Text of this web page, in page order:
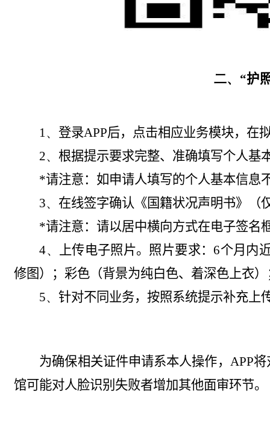
二、“护
1、登录APP后，点击相应业务模块，在
2、根据提示要求完整、准确填写个人基
*请注意：如申请人填写的个人基本信息
3、 在线签字确认《国籍状况声明书》（
*请注意：请以居中横向方式在电子签名
4、
上传电子照片。照片要求： 6个月内
修图）；彩色（背景为纯白色、着深色上衣
5、针对不同业务，按照系统提示补充上
为确保相关证件申请系本人操作， APP将
馆可能对人脸识别失败者增加其他面审环节。